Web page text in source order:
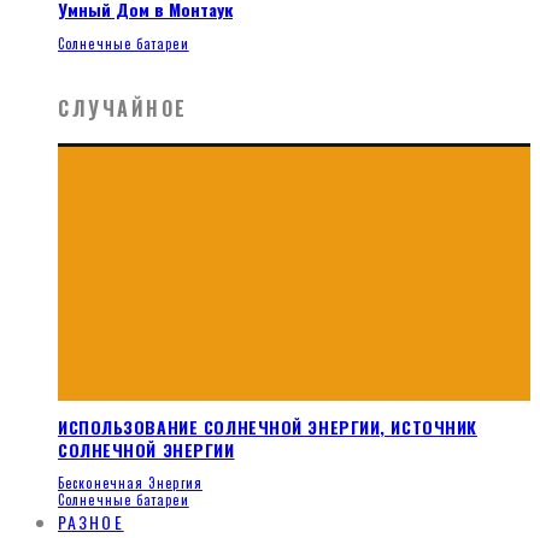
Умный Дом в Монтаук
Солнечные батареи
СЛУЧАЙНОЕ
ИСПОЛЬЗОВАНИЕ СОЛНЕЧНОЙ ЭНЕРГИИ, ИСТОЧНИК
СОЛНЕЧНОЙ ЭНЕРГИИ
Бесконечная Энергия
Солнечные батареи
РАЗНОЕ